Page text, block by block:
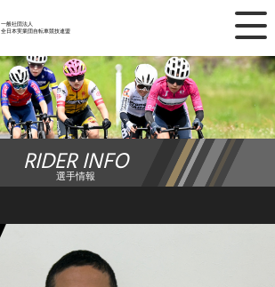
一般社団法人
全日本実業団自転車競技連盟
×
ニュース
レース日程
ランキング
チーム・選手
RIDER INFO
選手情報